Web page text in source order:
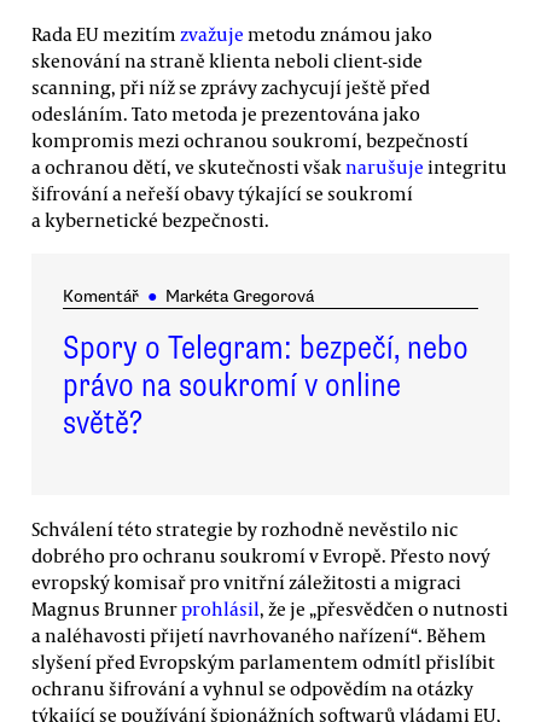
Rada EU mezitím zvažuje metodu známou jako
skenování na straně klienta neboli client-side
scanning, při níž se zprávy zachycují ještě před
odesláním. Tato metoda je prezentována jako
kompromis mezi ochranou soukromí, bezpečností
a ochranou dětí, ve skutečnosti všaknarušuje integritu
šifrování a neřeší obavy týkající se soukromí
a kybernetické bezpečnosti.
Komentář ● Markéta Gregorová
Spory o Telegram: bezpečí, nebo
právo na soukromí v online
světě?
Schválení této strategie by rozhodně nevěstilo nic
dobrého pro ochranu soukromí v Evropě. Přesto nový
evropský komisař pro vnitřní záležitosti a migraci
Magnus Brunnerprohlásil, že je „přesvědčen o nutnosti
a naléhavosti přijetí navrhovaného nařízení“. Během
slyšení před Evropským parlamentem odmítl přislíbit
ochranu šifrování a vyhnul se odpovědím na otázky
týkající se používání špionážních softwarů vládami EU,